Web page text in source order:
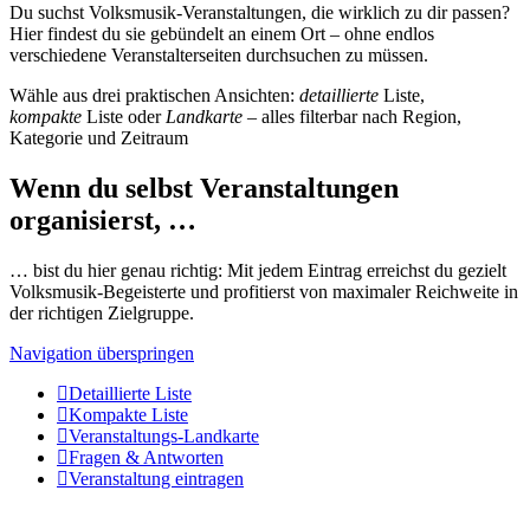
Du suchst Volksmusik-Veranstaltungen, die wirklich zu dir passen?
Hier findest du sie gebündelt an einem Ort – ohne endlos
verschiedene Veranstalterseiten durchsuchen zu müssen.
Wähle aus drei praktischen Ansichten: detaillierte Liste,
kompakte Liste oder Landkarte – alles filterbar nach Region,
Kategorie und Zeitraum
Wenn du selbst Veranstaltungen
organisierst, …
… bist du hier genau richtig: Mit jedem Eintrag erreichst du gezielt
Volksmusik-Begeisterte und profitierst von maximaler Reichweite in
der richtigen Zielgruppe.
Navigation überspringen
Detaillierte Liste
Kompakte Liste
Veranstaltungs-Landkarte
Fragen & Antworten
Veranstaltung eintragen